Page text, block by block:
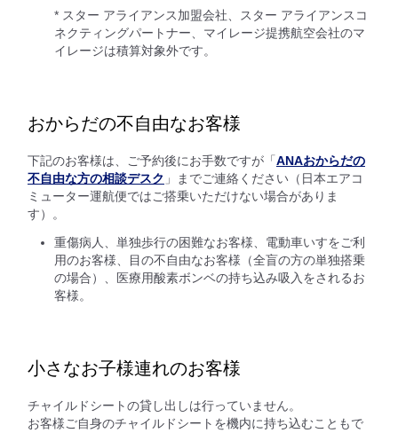
* スター アライアンス加盟会社、スター アライアンスコ
ネクティングパートナー、マイレージ提携航空会社のマ
イレージは積算対象外です。
おからだの不自由なお客様
下記のお客様は、ご予約後にお手数ですが「 ANAおからだの
不自由な方の相談デスク 」までご連絡ください（日本エアコ
ミューター運航便ではご搭乗いただけない場合がありま
す）。
重傷病人、単独歩行の困難なお客様、電動車いすをご利
用のお客様、目の不自由なお客様（全盲の方の単独搭乗
の場合）、医療用酸素ボンベの持ち込み吸入をされるお
客様。
小さなお子様連れのお客様
チャイルドシートの貸し出しは行っていません。
お客様ご自身のチャイルドシートを機内に持ち込むこともで